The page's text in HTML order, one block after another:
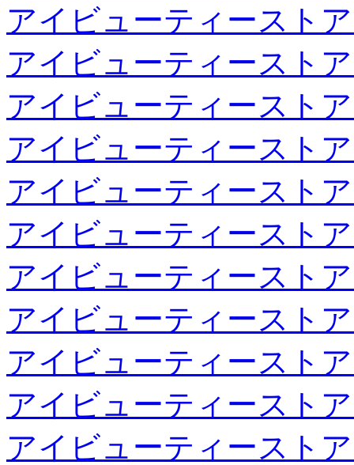
アイビューティースト
アイビューティースト
アイビューティースト
アイビューティースト
アイビューティースト
アイビューティースト
アイビューティースト
アイビューティースト
アイビューティースト
アイビューティースト
アイビューティースト